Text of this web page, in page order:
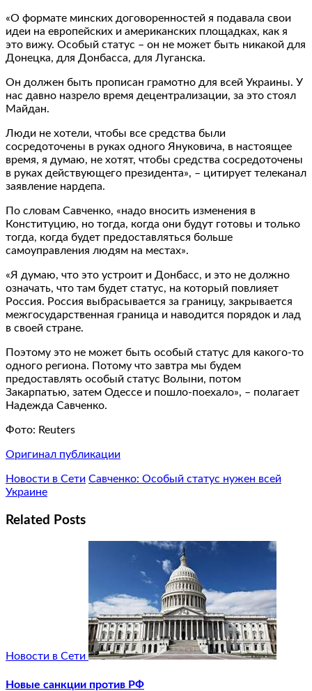
«О формате минских договоренностей я подавала свои
идеи на европейских и американских площадках, как я
это вижу. Особый статус – он не может быть никакой для
Донецка, для Донбасса, для Луганска.
Он должен быть прописан грамотно для всей Украины. У
нас давно назрело время децентрализации, за это стоял
Майдан.
Люди не хотели, чтобы все средства были
сосредоточены в руках одного Януковича, в настоящее
время, я думаю, не хотят, чтобы средства сосредоточены
в руках действующего президента», – цитирует телеканал
заявление нардепа.
По словам Савченко, «надо вносить изменения в
Конституцию, но тогда, когда они будут готовы и только
тогда, когда будет предоставляться больше
самоуправления людям на местах».
«Я думаю, что это устроит и Донбасс, и это не должно
означать, что там будет статус, на который повлияет
Россия. Россия выбрасывается за границу, закрывается
межгосударственная граница и наводится порядок и лад
в своей стране.
Поэтому это не может быть особый статус для какого-то
одного региона. Потому что завтра мы будем
предоставлять особый статус Волыни, потом
Закарпатью, затем Одессе и пошло-поехало», – полагает
Надежда Савченко.
Фото: Reuters
Оригинал публикации
Новости в Сети Савченко: Особый статус нужен всей
Украине
Related Posts
Новости в Сети
Новые санкции против РФ